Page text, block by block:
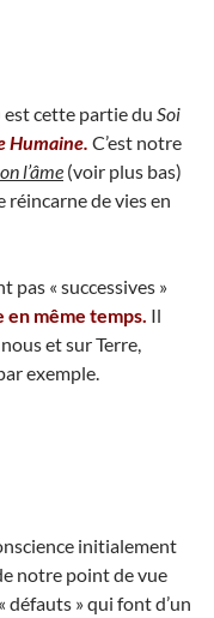
cette partie du Soi
Humaine. C’est notre
l’âme (voir plus bas)
de vies en
pas « successives »
même temps. Il
et sur Terre,
exemple.
initialement
notre point de vue
défauts » qui font d’un